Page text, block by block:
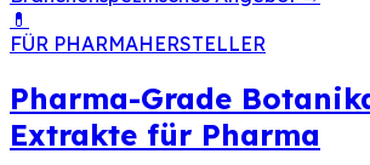
💊
FÜR PHARMAHERSTELLER
Pharma-Grade
Extrakte für Pharma